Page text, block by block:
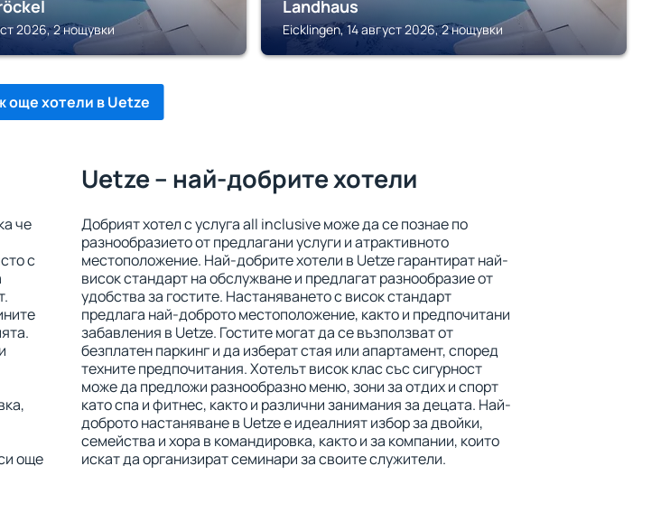
2026, 2 нощувки
Landhaus
Eicklingen, 14 август 2026, 2 нощувки
още хотели в Uetze
че
с
още
Uetze – най-добрите хотели
Добрият хотел с услуга all inclusive може да се познае по
разнообразието от предлагани услуги и атрактивното
местоположение. Най-добрите хотели в Uetze гарантират най-
висок стандарт на обслужване и предлагат разнообразие от
удобства за гостите. Настаняването с висок стандарт
предлага най-доброто местоположение, както и предпочитани
забавления в Uetze. Гостите могат да се възползват от
безплатен паркинг и да изберат стая или апартамент, според
техните предпочитания. Хотелът висок клас със сигурност
може да предложи разнообразно меню, зони за отдих и спорт
като спа и фитнес, както и различни занимания за децата. Най-
доброто настаняване в Uetze е идеалният избор за двойки,
семейства и хора в командировка, както и за компании, които
искат да организират семинари за своите служители.